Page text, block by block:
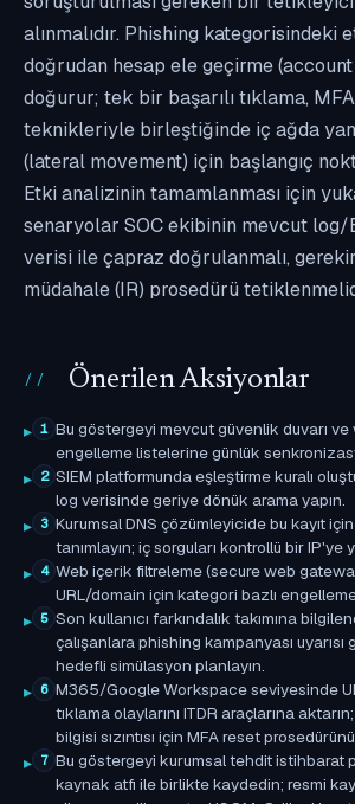
alınmalıdır. Phishing kategorisindeki
doğrudan hesap ele geçirme
doğurur; tek bir başarılı tıklama,
teknikleriyle birleştiğinde iç ağda
(lateral movement) için başlangıç
Etki analizinin tamamlanması için
senaryolar SOC ekibinin mevcut
verisi ile çapraz doğrulanmalı,
müdahale (IR) prosedürü
Önerilen Aksiyonlar
1 Bu göstergeyi mevcut güvenlik duvarı ve
engelleme listelerine günlük
2 SIEM platformunda eşleştirme kuralı
log verisinde geriye dönük arama yapın.
3 Kurumsal DNS çözümleyicide bu kayıt
tanımlayın; iç sorguları kontrollü bir IP'ye
4 Web içerik filtreleme (secure web
URL/domain için kategori bazlı engelleme
5 Son kullanıcı farkındalık takımına
çalışanlara phishing kampanyası
hedefli simülasyon planlayın.
6 M365/Google Workspace seviyesinde
tıklama olaylarını ITDR araçlarına
bilgisi sızıntısı için MFA reset
7 Bu göstergeyi kurumsal tehdit istihbarat
kaynak atfı ile birlikte kaydedin; resmi